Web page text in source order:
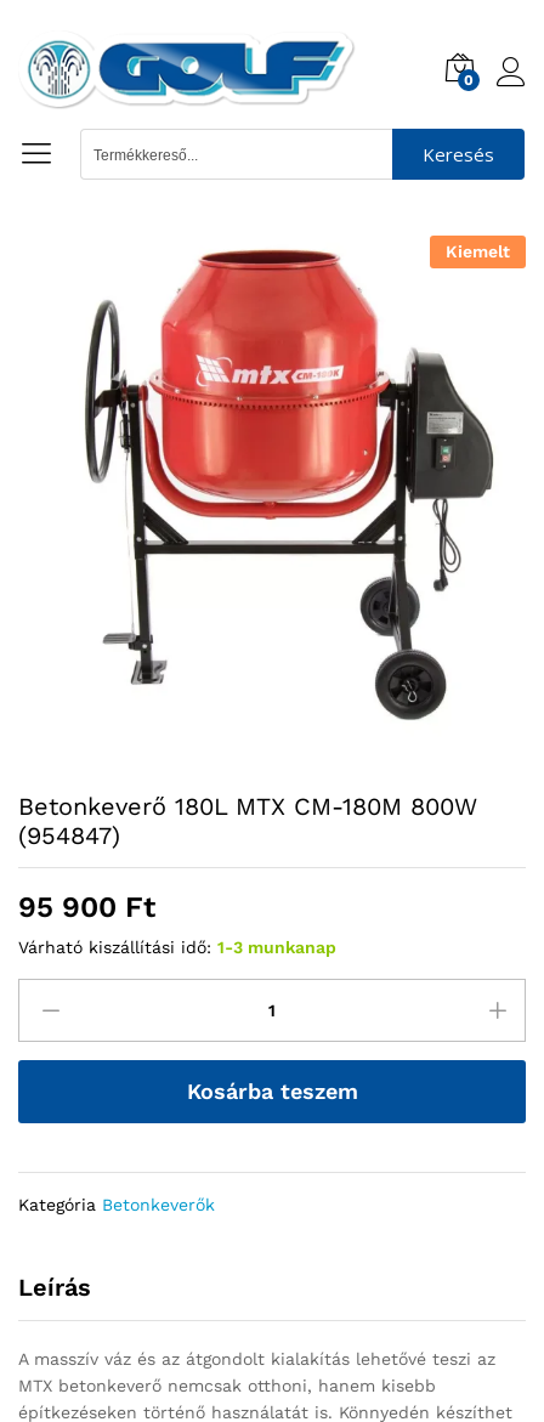
0
Keresés
Kiemelt
Betonkeverő 180L MTX CM-180M 800W
(954847)
95 900 Ft
Várható kiszállítási idő: 1-3 munkanap
Kosárba teszem
Kategória Betonkeverők
Leírás
A masszív váz és az átgondolt kialakítás lehetővé teszi az
MTX betonkeverő nemcsak otthoni, hanem kisebb
építkezéseken történő használatát is. Könnyedén készíthet